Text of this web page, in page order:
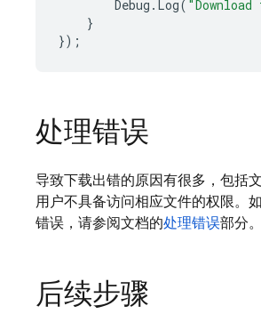
Debug . Log(
}
});
处理错误
导致下载出错的原因有很多，包括
用户不具备访问相应文件的权限。
错误，请参阅文档的处理错误部分。
后续步骤